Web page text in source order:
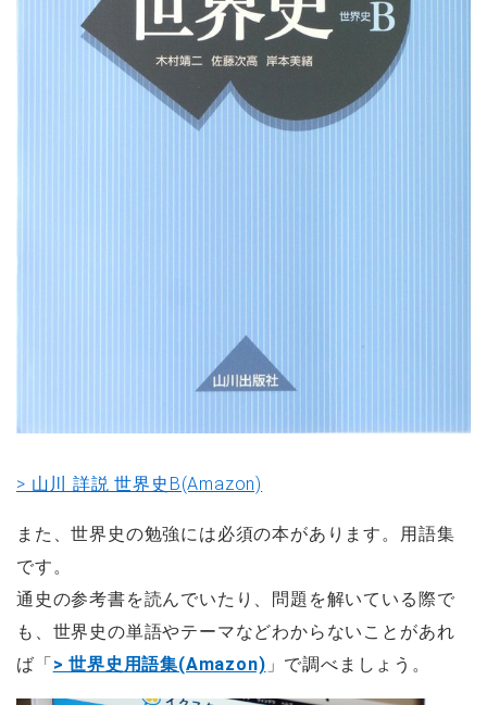
> 山川 詳説 世界史B(Amazon)
また、世界史の勉強には必須の本があります。用語集
です。
通史の参考書を読んでいたり、問題を解いている際で
も、世界史の単語やテーマなどわからないことがあれ
ば「 > 世界史用語集(Amazon) 」で調べましょう。